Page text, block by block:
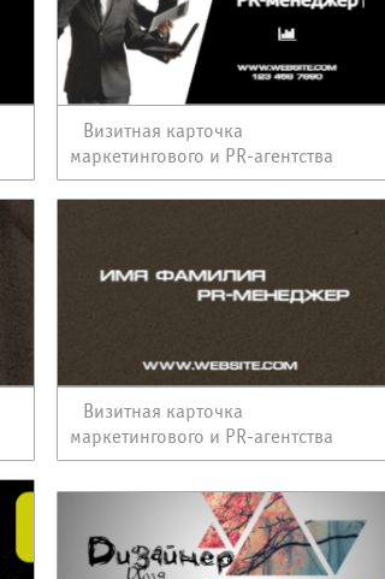
Визитная карточка
маркетингового и PR-агентства
Визитная карточка
маркетингового и PR-агентства